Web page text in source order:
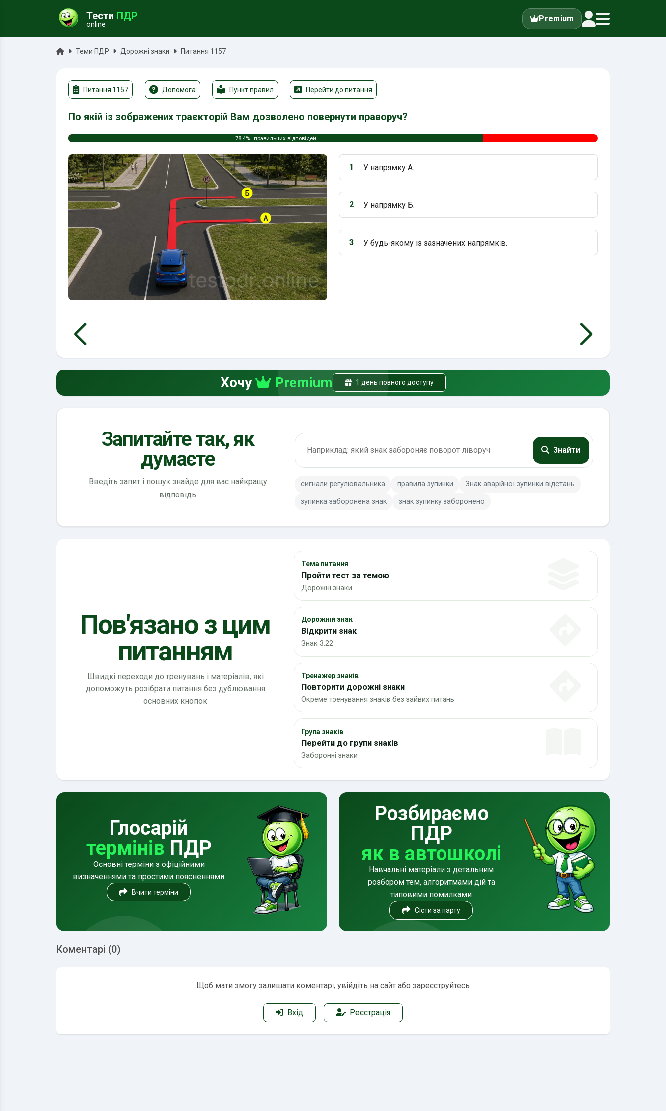
Тести ПДР
online
Premium
ГоловнаТеми ПДР Дорожні знаки Питання 1157
Питання 1157 Допомога Пункт правил Перейти до питання
По якій із зображених траєкторій Вам дозволено повернути праворуч?
78.4% правильних відповідей
Варіант 1:
1 У напрямку А.
Варіант 2:
2 У напрямку Б.
Варіант 3:
3 У будь-якому із зазначених напрямків.
Хочу Premium 1 день повного доступу
Запитайте так, як
думаєте
Введіть запит і пошук знайде для вас найкращу
відповідь
Знайти
сигнали регулювальника правила зупинки Знак аварійної зупинки відстань
зупинка заборонена знак знак зупинку заборонено
Пов'язано з цим
питанням
Швидкі переходи до тренувань і матеріалів, які
допоможуть розібрати питання без дублювання
основних кнопок
Тема питання
Пройти тест за темою
Дорожні знаки
Дорожній знак
Відкрити знак
Знак 3.22
Тренажер знаків
Повторити дорожні знаки
Окреме тренування знаків без зайвих питань
Група знаків
Перейти до групи знаків
Заборонні знаки
Глосарій
термінів ПДР
Основні терміни з офіційними
визначеннями та простими поясненнями
Вчити терміни
Розбираємо
ПДР
як в автошколі
Навчальні матеріали з детальним
розбором тем, алгоритмами дій та
типовими помилками
Сісти за парту
Коментарі (0)
Щоб мати змогу залишати коментарі, увійдіть на сайт або зареєструйтесь
Вхід Реєстрація